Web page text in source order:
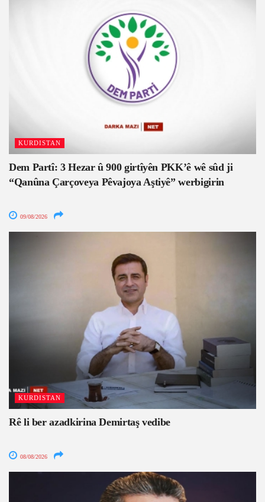
KURDISTAN
Dem Partî: 3 Hezar û 900 girtîyên PKK’ê wê sûd ji
“Qanûna Çarçoveya Pêvajoya Aştiyê” werbigirin
09/08/2026
KURDISTAN
Rê li ber azadkirina Demirtaş vedibe
08/08/2026